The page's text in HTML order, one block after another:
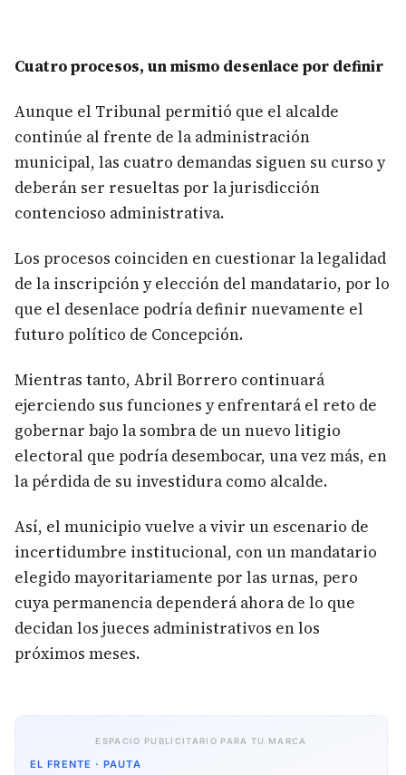
Cuatro procesos, un mismo desenlace por definir
Aunque el Tribunal permitió que el alcalde
continúe al frente de la administración
municipal, las cuatro demandas siguen su curso y
deberán ser resueltas por la jurisdicción
contencioso administrativa.
Los procesos coinciden en cuestionar la legalidad
de la inscripción y elección del mandatario, por lo
que el desenlace podría definir nuevamente el
futuro político de Concepción.
Mientras tanto, Abril Borrero continuará
ejerciendo sus funciones y enfrentará el reto de
gobernar bajo la sombra de un nuevo litigio
electoral que podría desembocar, una vez más, en
la pérdida de su investidura como alcalde.
Así, el municipio vuelve a vivir un escenario de
incertidumbre institucional, con un mandatario
elegido mayoritariamente por las urnas, pero
cuya permanencia dependerá ahora de lo que
decidan los jueces administrativos en los
próximos meses.
ESPACIO PUBLICITARIO PARA TU MARCA
EL FRENTE · PAUTA